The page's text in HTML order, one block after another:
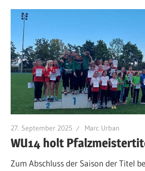
27. September 2025 Marc Urban
WU14 holt
Zum Abschluss der Saison der Titel